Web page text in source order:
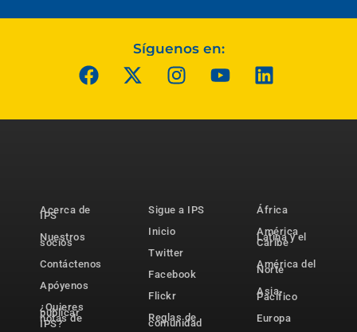
Síguenos en:
Acerca de
IPS
Nuestros
socios
Contáctenos
Apóyenos
¿Quieres
publicar
notas de
IPS?
Sigue a IPS
Inicio
Twitter
Facebook
Flickr
Reglas de
comunidad
África
América
Latina y el
Caribe
América del
Norte
Asia-
Pacífico
Europa